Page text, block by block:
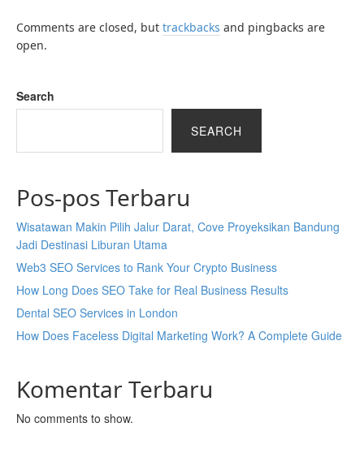
Comments are closed, but trackbacks and pingbacks are
open.
Search
SEARCH
Pos-pos Terbaru
Wisatawan Makin Pilih Jalur Darat, Cove Proyeksikan Bandung
Jadi Destinasi Liburan Utama
Web3 SEO Services to Rank Your Crypto Business
How Long Does SEO Take for Real Business Results
Dental SEO Services in London
How Does Faceless Digital Marketing Work? A Complete Guide
Komentar Terbaru
No comments to show.